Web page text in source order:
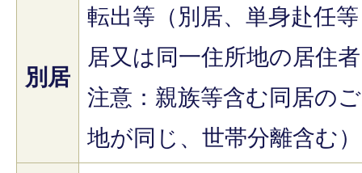
別居
転出等（別居、単身赴任
居又は同一住所地の居住
注意：親族等含む同居の
地が同じ、世帯分離含む）